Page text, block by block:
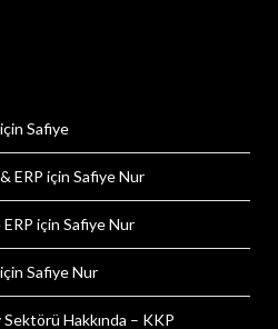
için Safiye
ERP için Safiye Nur
için Safiye Nur
için Safiye Nur
Hakkında – KKP